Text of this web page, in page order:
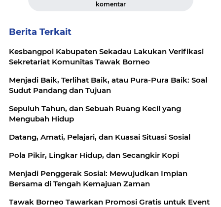
komentar
Berita Terkait
Kesbangpol Kabupaten Sekadau Lakukan Verifikasi
Sekretariat Komunitas Tawak Borneo
Menjadi Baik, Terlihat Baik, atau Pura-Pura Baik: Soal
Sudut Pandang dan Tujuan
Sepuluh Tahun, dan Sebuah Ruang Kecil yang
Mengubah Hidup
Datang, Amati, Pelajari, dan Kuasai Situasi Sosial
Pola Pikir, Lingkar Hidup, dan Secangkir Kopi
Menjadi Penggerak Sosial: Mewujudkan Impian
Bersama di Tengah Kemajuan Zaman
Tawak Borneo Tawarkan Promosi Gratis untuk Event